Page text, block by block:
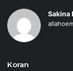
Sakina
Koran